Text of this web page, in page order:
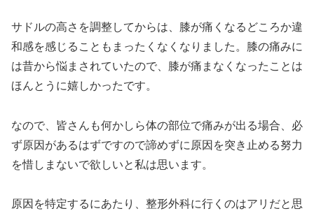
サドルの高さを調整してからは、膝が痛くなるどころか違
和感を感じることもまったくなくなりました。膝の痛みに
は昔から悩まされていたので、膝が痛まなくなったことは
ほんとうに嬉しかったです。
なので、皆さんも何かしら体の部位で痛みが出る場合、必
ず原因があるはずですので諦めずに原因を突き止める努力
を惜しまないで欲しいと私は思います。
原因を特定するにあたり、整形外科に行くのはアリだと思